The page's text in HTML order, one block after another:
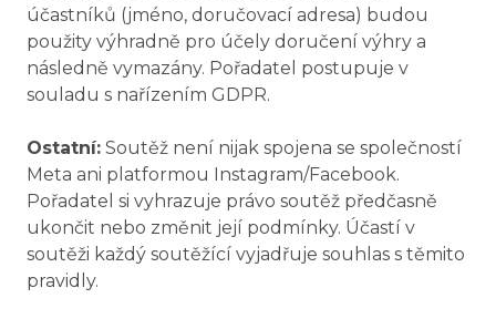
účastníků (jméno, doručovací adresa) budou
použity výhradně pro účely doručení výhry a
následně vymazány. Pořadatel postupuje v
souladu s nařízením GDPR.
Ostatní: Soutěž není nijak spojena se společností
Meta ani platformou Instagram/Facebook.
Pořadatel si vyhrazuje právo soutěž předčasně
ukončit nebo změnit její podmínky. Účastí v
soutěži každý soutěžící vyjadřuje souhlas s těmito
pravidly.